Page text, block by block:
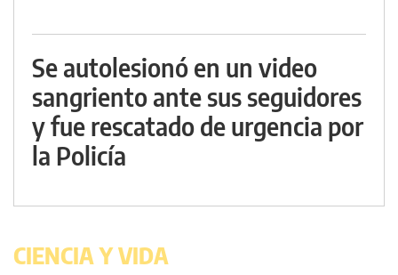
Se autolesionó en un video
sangriento ante sus seguidores
y fue rescatado de urgencia por
la Policía
CIENCIA Y VIDA